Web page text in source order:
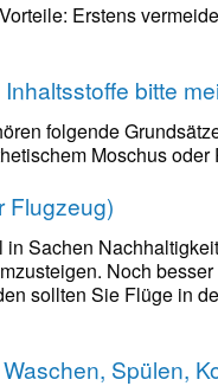
Erstens
bitte
folgende
Moschus oder
Flugzeug)
Sachen
Noch
sollten Sie Flüge in
Spülen,